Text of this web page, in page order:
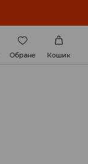
Обране Кошик